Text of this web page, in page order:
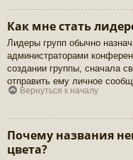
Как мне стать
Лидеры групп обычно
администраторами
создании группы, сначала
отправить ему личное
Вернуться к началу
Почему названия
цвета?